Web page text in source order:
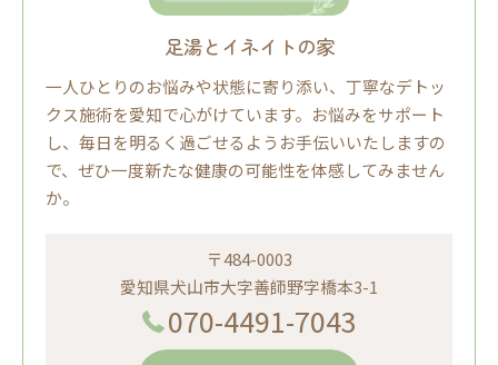
足湯とイネイトの家
一人ひとりのお悩みや状態に寄り添い、丁寧なデトッ
クス施術を愛知で心がけています。お悩みをサポート
し、毎日を明るく過ごせるようお手伝いいたしますの
で、ぜひ一度新たな健康の可能性を体感してみません
か。
〒484-0003
愛知県犬山市大字善師野字橋本3-1
070-4491-7043